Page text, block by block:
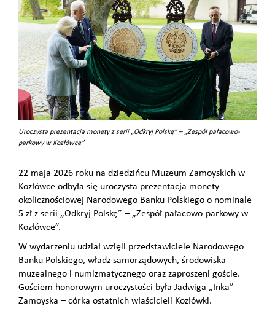
Uroczysta prezentacja monety z serii „Odkryj Polskę” – „Zespół pałacowo-
parkowy w Kozłówce”
22 maja 2026 roku na dziedzińcu Muzeum Zamoyskich w
Kozłówce odbyła się uroczysta prezentacja monety
okolicznościowej Narodowego Banku Polskiego o nominale
5 zł z serii „Odkryj Polskę” – „Zespół pałacowo-parkowy w
Kozłówce”.
W wydarzeniu udział wzięli przedstawiciele Narodowego
Banku Polskiego, władz samorządowych, środowiska
muzealnego i numizmatycznego oraz zaproszeni goście.
Gościem honorowym uroczystości była Jadwiga „Inka”
Zamoyska – córka ostatnich właścicieli Kozłówki.